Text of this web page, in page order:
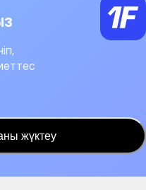
жүктеу